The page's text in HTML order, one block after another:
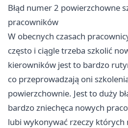
Błąd numer 2 powierzchowne
pracowników
W obecnych czasach
często i ciągle trzeba szkolić
kierowników jest to bardzo
co przeprowadzają oni
powierzchownie. Jest to duży
bardzo zniechęca nowych
lubi wykonywać rzeczy których